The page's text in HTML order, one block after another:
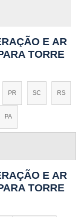
E AR
TORRE
PR SC RS
PA
E AR
TORRE